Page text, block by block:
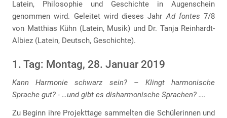
Latein, Philosophie und Geschichte in Augenschein
genommen wird. Geleitet wird dieses JahrAd fontes 7/8
von Matthias Kühn (Latein, Musik) und Dr. Tanja Reinhardt-
Albiez (Latein, Deutsch, Geschichte).
1. Tag: Montag, 28. Januar 2019
Kann Harmonie schwarz sein? – Klingt harmonische
Sprache gut? - …und gibt es disharmonische Sprachen? ….
Zu Beginn ihre Projekttage sammelten die Schülerinnen und